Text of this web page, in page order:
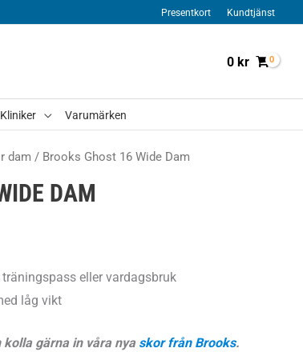
Presentkort Kundtjänst
0 kr
Kliniker Varumärken
dam / Brooks Ghost 16 Wide Dam
DAM
eller vardagsbruk
låg vikt
gärna in våra nya skor från Brooks.